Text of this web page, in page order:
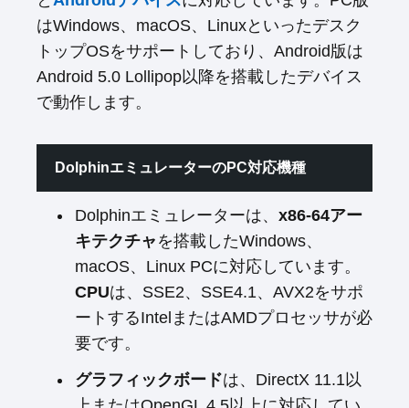
はWindows、macOS、Linuxといったデスク
トップOSをサポートしており、Android版は
Android 5.0 Lollipop以降を搭載したデバイス
で動作します。
DolphinエミュレーターのPC対応機種
Dolphinエミュレーターは、 x86-64アー
キテクチャ を搭載したWindows、
macOS、Linux PCに対応しています。
CPUは、SSE2、SSE4.1、AVX2をサポ
ートするIntelまたはAMDプロセッサが必
要です。
グラフィックボードは、DirectX 11.1以